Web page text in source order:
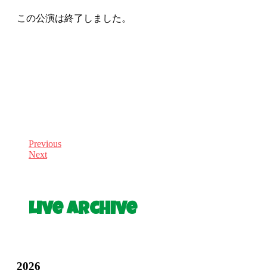
この公演は終了しました。
Previous
Next
Live Archive
2026